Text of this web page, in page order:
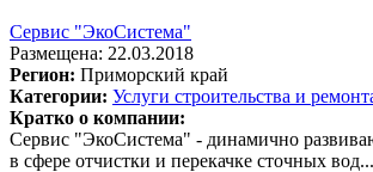
Сервис "ЭкоСистема"
Размещена: 22.03.2018
Регион: Приморский край
Категории: Услуги строительства и
Кратко о компании:
Сервис "ЭкоСистема" - динамично
в сфере отчистки и перекачке сточных вод...